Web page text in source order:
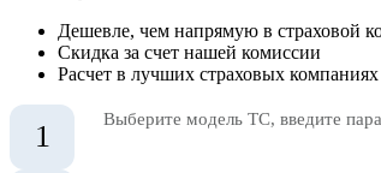
Дешевле, чем напрямую в страховой
Скидка за счет нашей комиссии
Расчет в лучших страховых
1 Выберите модель ТС, введите